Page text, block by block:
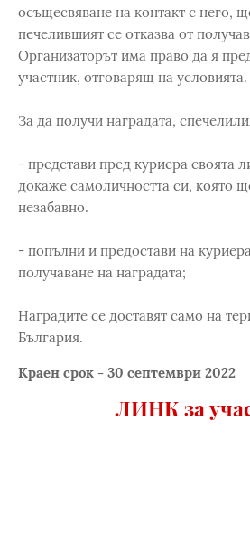
осъщесвяване на контакт с него,
печелившият се отказва от
Организаторът има право да я
участник, отговарящ на условията.
За да получи наградата,
- представи пред куриера своята
докаже самоличността си, която
незабавно.
- попълни и предостави на
получаване на наградата;
Наградите се доставят само на
България.
Краен срок - 30 септември 2022
ЛИНК за